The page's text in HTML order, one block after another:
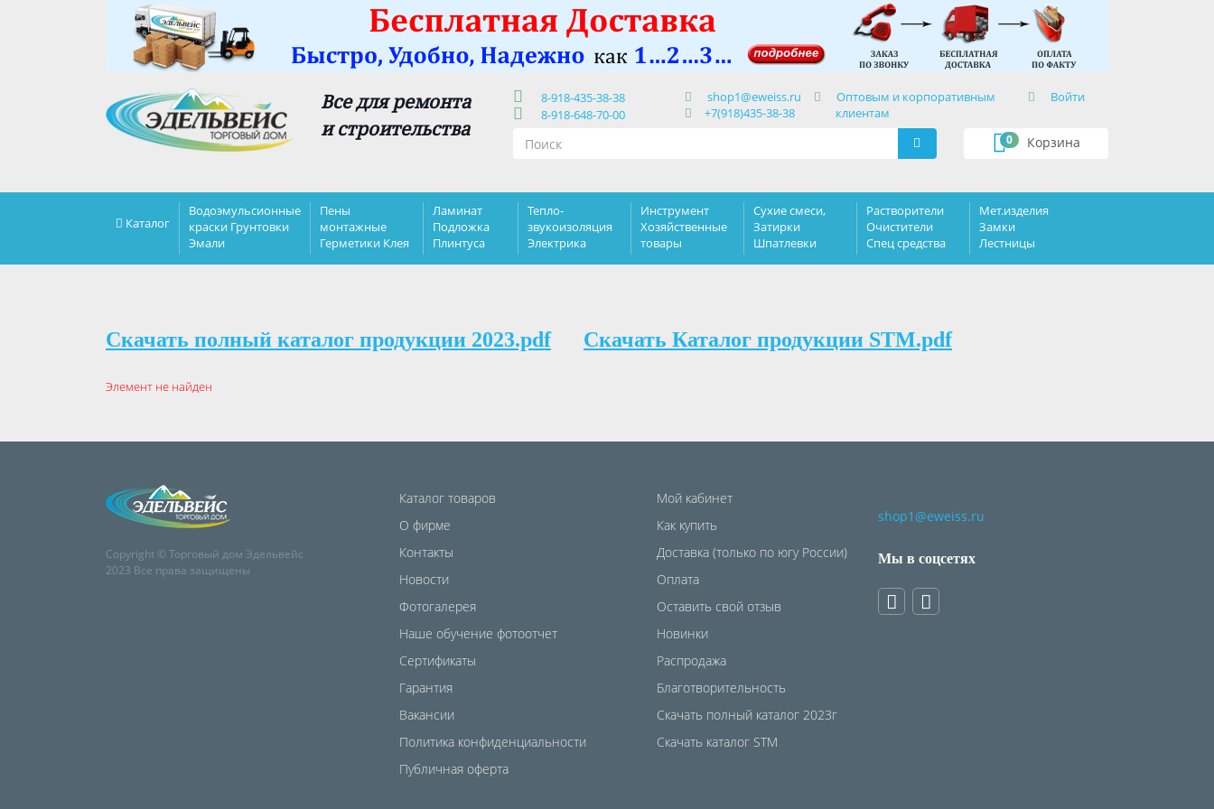
Все для ремонта
и строительства
8-918-435-38-38
8-918-648-70-00
shop1@eweiss.ru
+7(918)435-38-38
Оптовым и корпоративным
клиентам
Войти
Корзина
0
Каталог
Водоэмульсионные
краски Грунтовки
Эмали
Пены
монтажные
Герметики Клея
Ламинат
Подложка
Плинтуса
Тепло-
звукоизоляция
Электрика
Инструмент
Хозяйственные
товары
Сухие смеси,
Затирки
Шпатлевки
Растворители
Очистители
Спец средства
Мет.изделия
Замки
Лестницы
Скачать полный каталог продукции 2023.pdf Скачать Каталог продукции STM.pdf
Элемент не найден
Copyright © Торговый дом Эдельвейс
2023 Все права защищены
Каталог товаров
О фирме
Контакты
Новости
Фотогалерея
Наше обучение фотоотчет
Сертификаты
Гарантия
Вакансии
Политика конфиденциальности
Публичная оферта
Мой кабинет
Как купить
Доставка (только по югу России)
Оплата
Оставить свой отзыв
Новинки
Распродажа
Благотворительность
Скачать полный каталог 2023г
Скачать каталог STM
shop1@eweiss.ru
Мы в соцсетях